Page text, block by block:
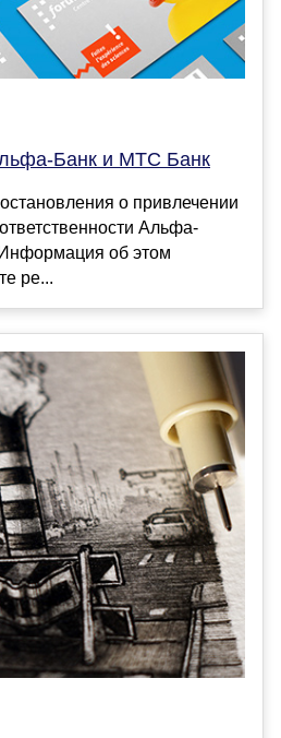
Банк и МТС Банк
о привлечении
Альфа-
об этом
ре...